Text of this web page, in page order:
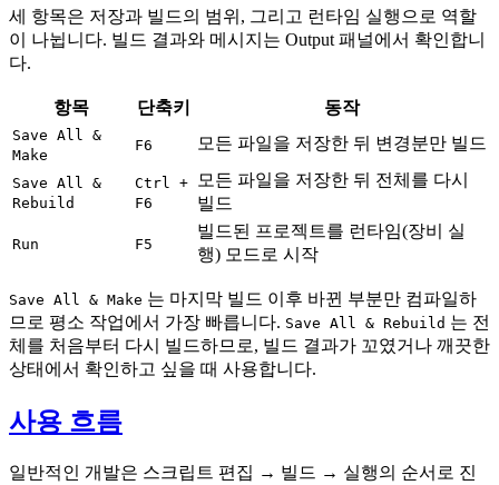
세 항목은 저장과 빌드의 범위, 그리고 런타임 실행으로 역할
이 나뉩니다. 빌드 결과와 메시지는 Output 패널에서 확인합니
다.
항목 단축키 동작
Save All &
Make
F6 모든 파일을 저장한 뒤 변경분만 빌드
Save All &
Rebuild
Ctrl +
F6
모든 파일을 저장한 뒤 전체를 다시
빌드
Run F5
빌드된 프로젝트를 런타임(장비 실
행) 모드로 시작
Save All & Make 는 마지막 빌드 이후 바뀐 부분만 컴파일하
므로 평소 작업에서 가장 빠릅니다. Save All & Rebuild 는 전
체를 처음부터 다시 빌드하므로, 빌드 결과가 꼬였거나 깨끗한
상태에서 확인하고 싶을 때 사용합니다.
사용 흐름
일반적인 개발은 스크립트 편집 → 빌드 → 실행의 순서로 진